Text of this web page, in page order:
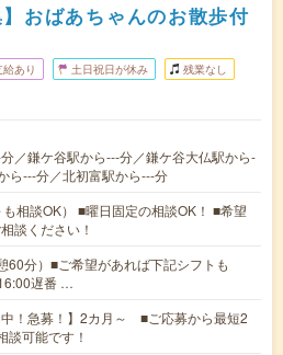
】おばあちゃんのお散歩付
あり 土日祝日が休み 残業なし
／鎌ケ谷駅から---分／鎌ケ谷大仏駅から-
ら---分／北初富駅から---分
相談OK） ■曜日固定の相談OK！ ■希望
談ください！
60分）■ご希望があれば下記シフトも
遅番 …
中！急募！】2カ月～ ■ご応募から最短2
談可能です！